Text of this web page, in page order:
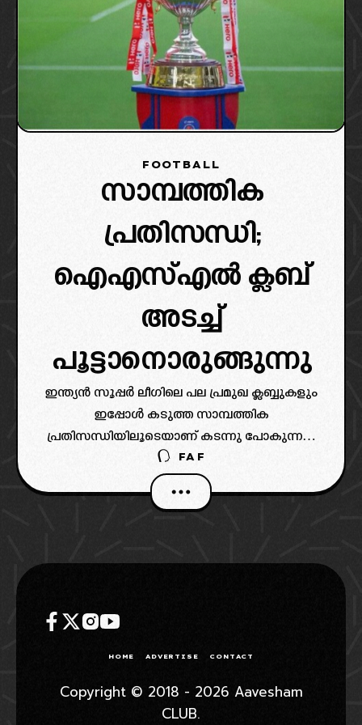
FOOTBALL
സാമ്പത്തിക
പ്രതിസന്ധി;
ഐഎസ്എൽ ക്ലബ്
അടച്ച്
പൂട്ടാനൊരുങ്ങുന്നു
ഇന്ത്യൻ സൂപ്പർ ലീഗിലെ പല പ്രമുഖ ക്ലബ്ബുകളും
ഇപ്പോൾ കടുത്ത സാമ്പത്തിക
പ്രതിസന്ധിയിലൂടെയാണ് കടന്നു പോകുന്നത്.
മുൻപ് സാമ്പത്തിക തകർച്ച മൂലം പൂട്ടിപ്പോയ
പുണെ സിറ്റി എഫ്സിയുടെ അവസ്ഥ
എല്ലാവർക്കും അറിയാം.
FAF
HOME ADVERTISE CONTACT
Copyright © 2018 - 2026 Aavesham
CLUB.